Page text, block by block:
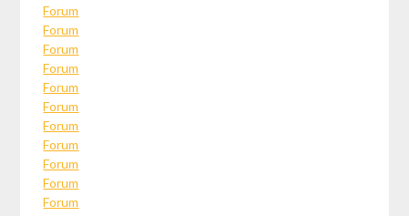
Forum
Forum
Forum
Forum
Forum
Forum
Forum
Forum
Forum
Forum
Forum